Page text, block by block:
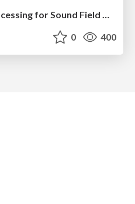
Neural Spatial Audio Processing for Sound Field Analysis and Control
0 400